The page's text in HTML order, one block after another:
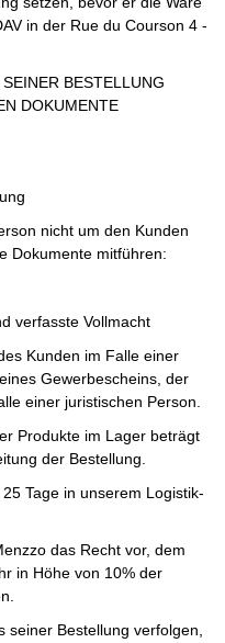
in der Rue du Courson 4 -
BESTELLUNG
DOKUMENTE
nicht um den Kunden
Dokumente mitführen:
verfasste Vollmacht
Kunden im Falle einer
Gewerbescheins, der
einer juristischen Person.
Produkte im Lager beträgt
der Bestellung.
Tage in unserem Logistik-
das Recht vor, dem
in Höhe von 10% der
seiner Bestellung verfolgen,